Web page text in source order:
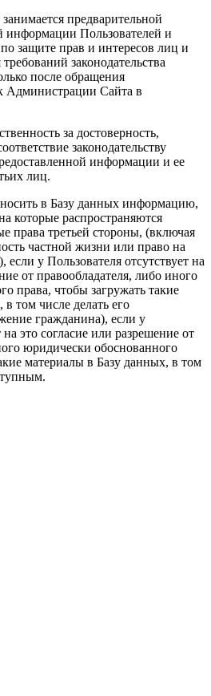
предварительной
информации Пользователей и
защите прав и интересов лиц и
законодательства
после обращения
Администрации Сайта в
за достоверность,
законодательству
информации и ее
лиц.
в Базу данных информацию,
которые распространяются
права третьей стороны, (включая
частной жизни или право на
у Пользователя отсутствует на
от правообладателя, либо иного
права, чтобы загружать такие
том числе делать его
гражданина), если у
на это согласие или разрешение от
юридически обоснованного
материалы в Базу данных, в том